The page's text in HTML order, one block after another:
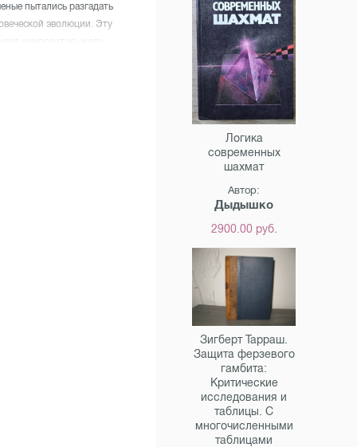
пытались разгадать
эволюции. Эту
Логика
современных
шахмат
Автор:
Дыдышко
2900.00 руб.
Зигберт Тарраш.
Защита ферзевого
гамбита:
Критические
исследования и
таблицы. С
многочисленными
таблицами